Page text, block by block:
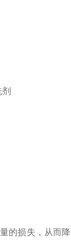
的损失，从而降